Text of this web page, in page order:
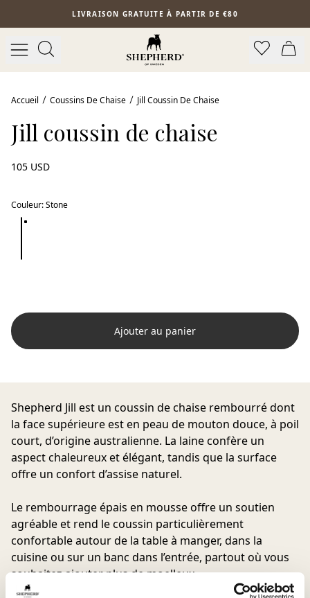
Aller au contenu principalLIVRAISON GRATUITE À PARTIR DE €80
Accueil Coussins De Chaise Jill Coussin De Chaise
Jill coussin de chaise
105 USD
Couleur:Stone
Ajouter au panier
Shepherd Jill est un coussin de chaise rembourré dont
la face supérieure est en peau de mouton douce, à poil
court, d’origine australienne. La laine confère un
aspect chaleureux et élégant, tandis que la surface
offre un confort d’assise naturel.
Le rembourrage épais en mousse offre un soutien
agréable et rend le coussin particulièrement
confortable autour de la table à manger, dans la
cuisine ou sur un banc dans l’entrée, partout où vous
souhaitez ajouter plus de moelleux.